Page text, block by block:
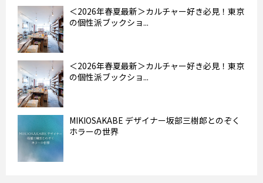
＜2026年春夏最新＞カルチャー好き必見！東京
の個性派ブックショ...
＜2026年春夏最新＞カルチャー好き必見！東京
の個性派ブックショ...
MIKIOSAKABE デザイナー坂部三樹郎とのぞく
ホラーの世界